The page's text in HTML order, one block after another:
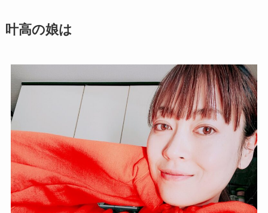
叶高の娘は